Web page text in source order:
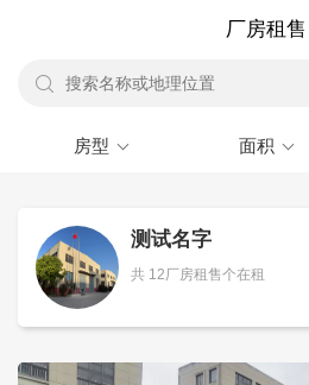
厂房租售
房型 面积
测试名字
共 12厂房租售个在租